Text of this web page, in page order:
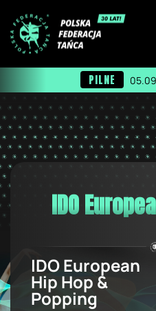
PILNE
IDO
IDO European
Hip Hop &
Popping